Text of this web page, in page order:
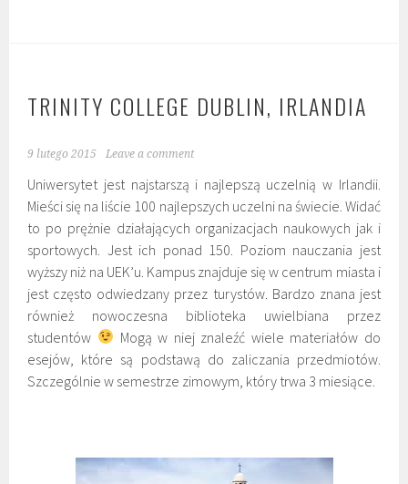
TRINITY COLLEGE DUBLIN, IRLANDIA
9 lutego 2015 Leave a comment
Uniwersytet jest najstarszą i najlepszą uczelnią w Irlandii.
Mieści się na liście 100 najlepszych uczelni na świecie. Widać
to po prężnie działających organizacjach naukowych jak i
sportowych. Jest ich ponad 150. Poziom nauczania jest
wyższy niż na UEK’u. Kampus znajduje się w centrum miasta i
jest często odwiedzany przez turystów. Bardzo znana jest
również nowoczesna biblioteka uwielbiana przez
studentów
Mogą w niej znaleźć wiele materiałów do
esejów, które są podstawą do zaliczania przedmiotów.
Szczególnie w semestrze zimowym, który trwa 3 miesiące.